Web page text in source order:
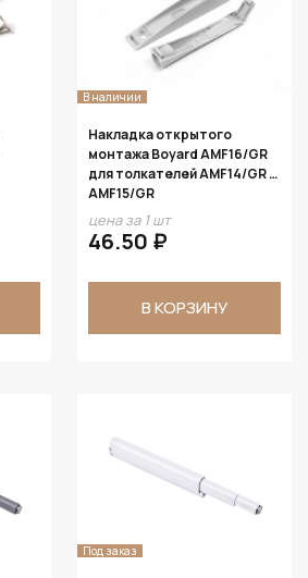
В наличии
Накладка открытого
монтажа Boyard AMF16/GR
для толкателей AMF14/GR и
AMF15/GR
цена за 1 шт
46.50 ₽
В КОРЗИНУ
Под заказ